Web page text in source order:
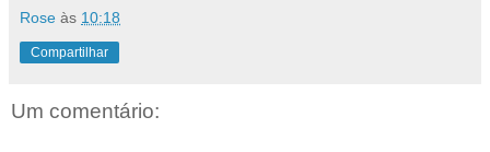
Rose às 10:18
Compartilhar
Um comentário: